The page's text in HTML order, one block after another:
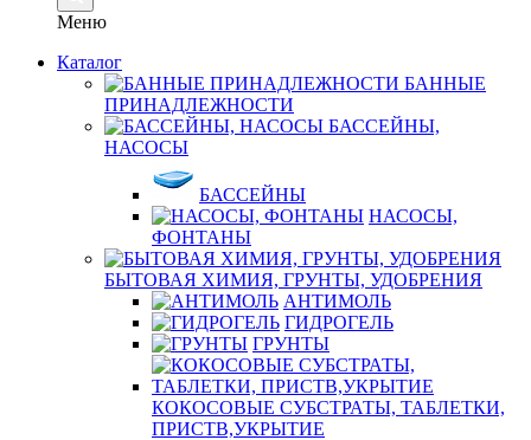
Меню
Каталог
БАННЫЕ
ПРИНАДЛЕЖНОСТИ
БАССЕЙНЫ,
НАСОСЫ
БАССЕЙНЫ
НАСОСЫ,
ФОНТАНЫ
БЫТОВАЯ ХИМИЯ, ГРУНТЫ, УДОБРЕНИЯ
АНТИМОЛЬ
ГИДРОГЕЛЬ
ГРУНТЫ
КОКОСОВЫЕ СУБСТРАТЫ, ТАБЛЕТКИ,
ПРИСТВ,УКРЫТИЕ